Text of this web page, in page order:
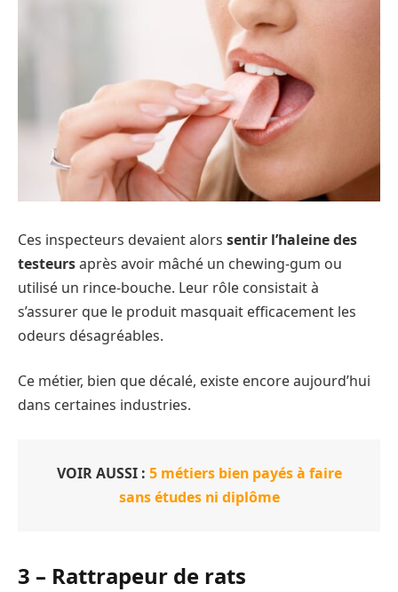
Ces inspecteurs devaient alors sentir l’haleine des
testeursaprès avoir mâché un chewing-gum ou
utilisé un rince-bouche. Leur rôle consistait à
s’assurer que le produit masquait efficacement les
odeurs désagréables.
Ce métier, bien que décalé, existe encore aujourd’hui
dans certaines industries.
VOIR AUSSI : 5 métiers bien payés à faire
sans études ni diplôme
3 – Rattrapeur de rats